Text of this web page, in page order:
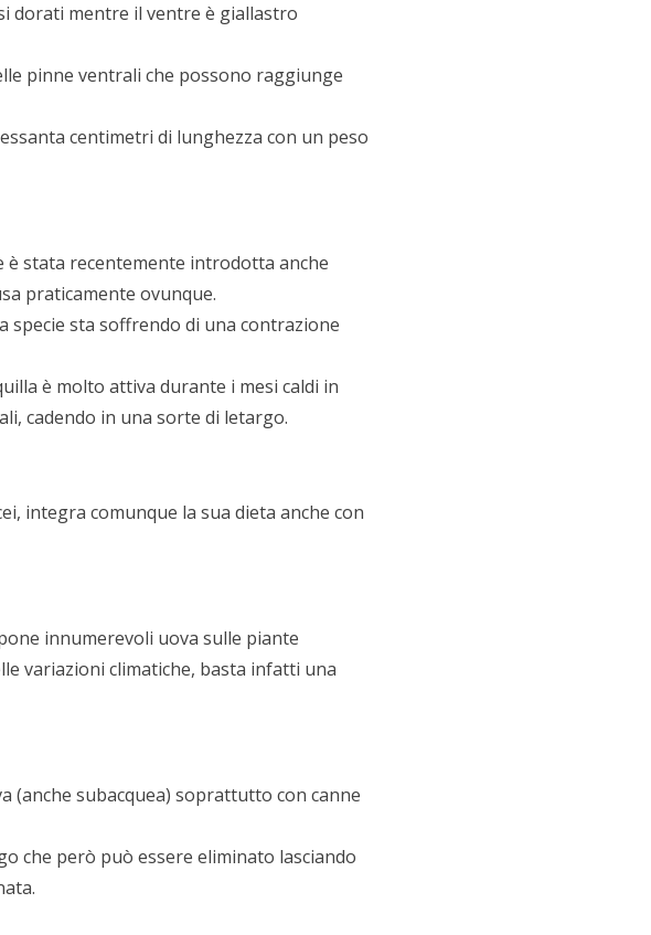
dorati mentre il ventre è giallastro
pinne ventrali che possono raggiunge
centimetri di lunghezza con un peso
è stata recentemente introdotta anche
praticamente ovunque.
specie sta soffrendo di una contrazione
è molto attiva durante i mesi caldi in
cadendo in una sorte di letargo.
integra comunque la sua dieta anche con
innumerevoli uova sulle piante
variazioni climatiche, basta infatti una
(anche subacquea) soprattutto con canne
che però può essere eliminato lasciando